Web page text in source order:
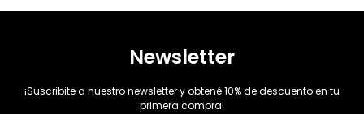
Newsletter
¡Suscribite a nuestro newsletter y obtené 10% de descuento en tu
primera compra!